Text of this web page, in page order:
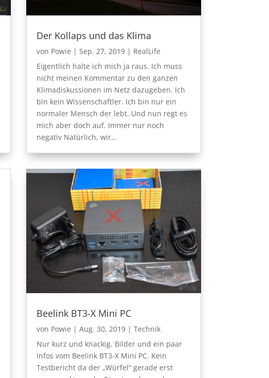
Der Kollaps und das Klima
von Powie | Sep. 27, 2019 | RealLife
Eigentlich halte ich mich ja raus. Ich muss
nicht meinen Kommentar zu den ganzen
Klimadiskussionen im Netz dazugeben. Ich
bin kein Wissenschaftler. Ich bin nur ein
normaler Mensch der lebt. Und nun regt es
mich aber doch auf. Immer nur noch
negativ Natürlich, wir…
Beelink BT3-X Mini PC
von Powie | Aug. 30, 2019 | Technik
Nur kurz und knackig. Bilder und ein paar
Infos vom Beelink BT3-X Mini PC. Kein
Testbericht da der „Würfel“ gerade erst